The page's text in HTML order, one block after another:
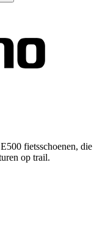
fietsschoenen, die
op trail.